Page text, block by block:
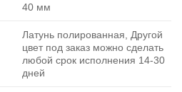
40 мм
Латунь полированная, Другой
цвет под заказ можно сделать
любой срок исполнения 14-30
дней